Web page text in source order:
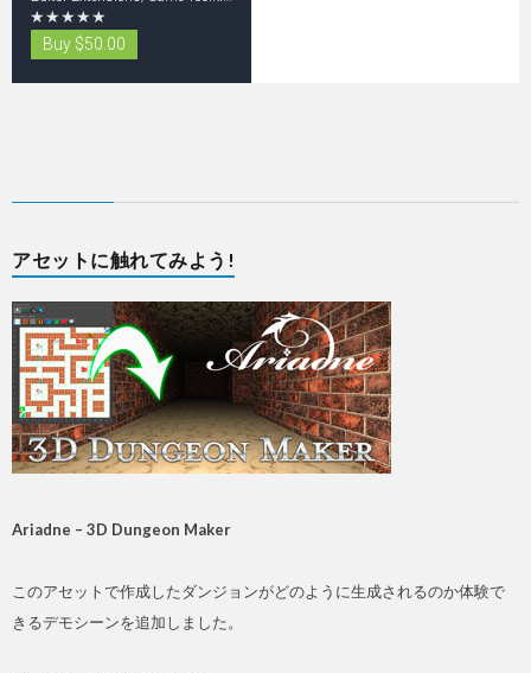
アセットに触れてみよう!
Ariadne – 3D Dungeon Maker
このアセットで作成したダンジョンがどのように生成されるのか体験で
きるデモシーンを追加しました。